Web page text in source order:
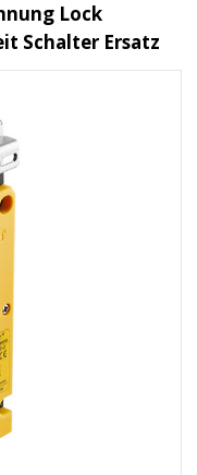
Lock
Schalter Ersatz